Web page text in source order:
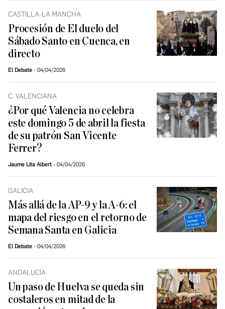
CASTILLA-LA MANCHA
Procesión de El duelo del
Sábado Santo en Cuenca, en
directo
El Debate 04/04/2026
C. VALENCIANA
¿Por qué Valencia no celebra
este domingo 5 de abril la fiesta
de su patrón San Vicente
Ferrer?
Jaume Lita Albert 04/04/2026
GALICIA
Más allá de la AP-9 y la A-6: el
mapa del riesgo en el retorno de
Semana Santa en Galicia
El Debate 04/04/2026
ANDALUCÍA
Un paso de Huelva se queda sin
costaleros en mitad de la